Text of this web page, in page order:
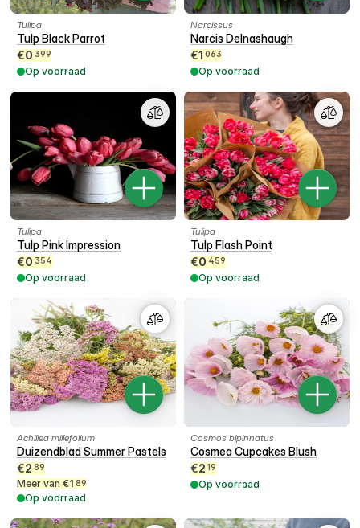
Tulipa
Tulp Black Parrot
€0 399
Op voorraad
Narcissus
Narcis Delnashaugh
€1 063
Op voorraad
Tulipa
Tulp Pink Impression
€0 354
Op voorraad
Tulipa
Tulp Flash Point
€0 459
Op voorraad
Achillea millefolium
Duizendblad Summer Pastels
€2 89
Meer van €1 89
Op voorraad
Cosmos bipinnatus
Cosmea Cupcakes Blush
€2 19
Op voorraad